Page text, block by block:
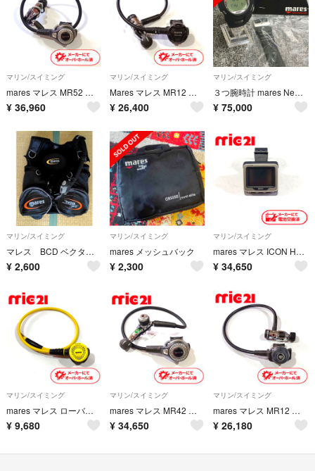
マリン/スイミング
mares マレス MR52 アビス レギュレーター OH済み ダイビング 中古 29
¥ 36,960
マリン/スイミング
Mares マレス MR12 ローバー レギュレーター OH済み ダイビング 中古27
¥ 26,400
マリン/スイミング
３つ腕時計 mares Nemo ダイビングコンピュータ + バンド
¥ 75,000
マリン/スイミング
マレス BCD ベクタープロ サイズSジャンク
¥ 2,600
マリン/スイミング
mares メッシュバック
¥ 2,300
マリン/スイミング
mares マレス ICON HD ダイブコンピューター ダイビング 中古 1
¥ 34,650
マリン/スイミング
mares マレス ローバー オクトパス ダイビング OH済み 中古 3
¥ 9,680
マリン/スイミング
mares マレス MR42 アビス レギュレーター OH済み ダイビング 中古10
¥ 34,650
マリン/スイミング
mares マレス MR12 レギュレーター レギュレーター OH済み ダイビング 中古 9
¥ 26,180